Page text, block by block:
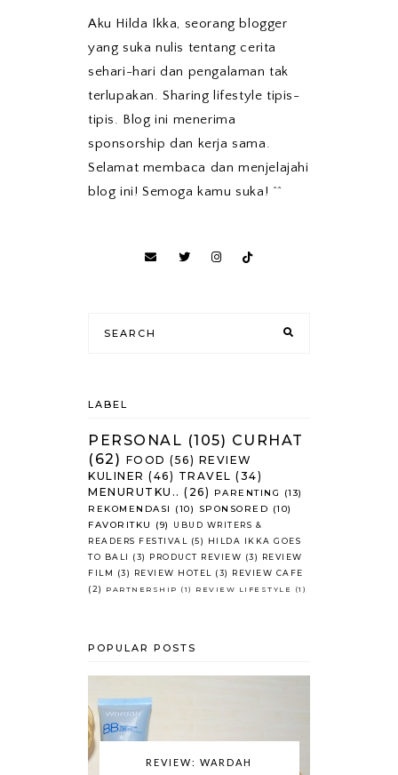
Aku Hilda Ikka, seorang blogger
yang suka nulis tentang cerita
sehari-hari dan pengalaman tak
terlupakan. Sharing lifestyle tipis-
tipis. Blog ini menerima
sponsorship dan kerja sama.
Selamat membaca dan menjelajahi
blog ini! Semoga kamu suka! ^^
LABEL
PERSONAL (105) CURHAT
(62) FOOD (56) REVIEW
KULINER (46) TRAVEL (34)
MENURUTKU.. (26) PARENTING
(13)
REKOMENDASI
(10) SPONSORED (10)
FAVORITKU
(9)
UBUD WRITERS &
READERS FESTIVAL
(5)
HILDA IKKA GOES
TO BALI
(3) PRODUCT REVIEW (3)
REVIEW
FILM
(3) REVIEW HOTEL (3)
REVIEW CAFE
(2)
PARTNERSHIP (1) REVIEW LIFESTYLE (1)
POPULAR POSTS
REVIEW: WARDAH